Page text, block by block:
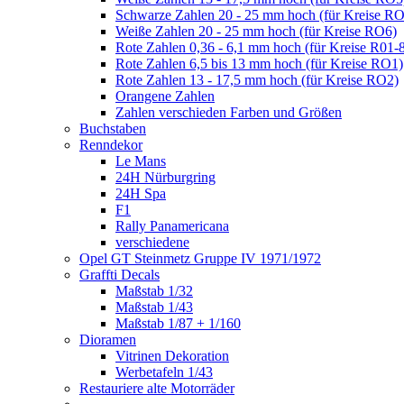
Schwarze Zahlen 20 - 25 mm hoch (für Kreise
Weiße Zahlen 20 - 25 mm hoch (für Kreise RO6)
Rote Zahlen 0,36 - 6,1 mm hoch (für Kreise R01-
Rote Zahlen 6,5 bis 13 mm hoch (für Kreise RO1)
Rote Zahlen 13 - 17,5 mm hoch (für Kreise RO2)
Orangene Zahlen
Zahlen verschieden Farben und Größen
Buchstaben
Renndekor
Le Mans
24H Nürburgring
24H Spa
F1
Rally Panamericana
verschiedene
Opel GT Steinmetz Gruppe IV 1971/1972
Graffti Decals
Maßstab 1/32
Maßstab 1/43
Maßstab 1/87 + 1/160
Dioramen
Vitrinen Dekoration
Werbetafeln 1/43
Restauriere alte Motorräder